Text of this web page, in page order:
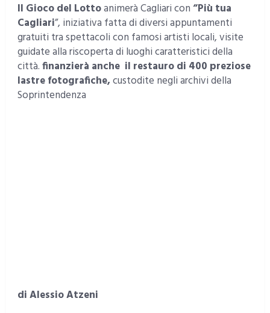
Il Gioco del Lottoanimerà Cagliari con“Più tua
Cagliari”, iniziativa fatta di diversi appuntamenti
gratuiti tra spettacoli con famosi artisti locali, visite
guidate alla riscoperta di luoghi caratteristici della
città.finanzierà anche il restauro di 400 preziose
lastre fotografiche,custodite negli archivi della
Soprintendenza
di Alessio Atzeni